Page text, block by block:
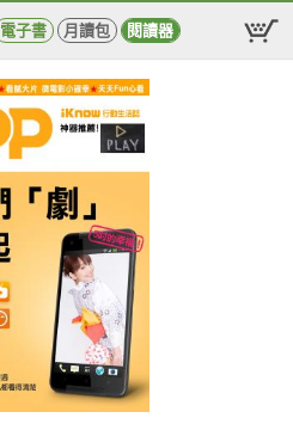
電子書 月讀包 閱讀器